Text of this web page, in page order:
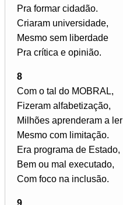
Pra formar cidadão.
Criaram universidade,
Mesmo sem liberdade
Pra crítica e opinião.
8
Com o tal do MOBRAL,
Fizeram alfabetização,
Milhões aprenderam a ler
Mesmo com limitação.
Era programa de Estado,
Bem ou mal executado,
Com foco na inclusão.